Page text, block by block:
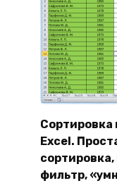
Сортировка
Excel.
сортировка,
фильтр,